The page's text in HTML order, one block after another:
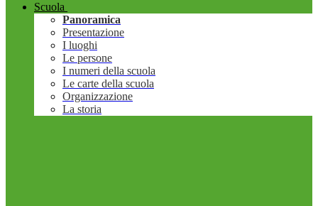
Scuola
Panoramica
Presentazione
I luoghi
Le persone
I numeri della scuola
Le carte della scuola
Organizzazione
La storia